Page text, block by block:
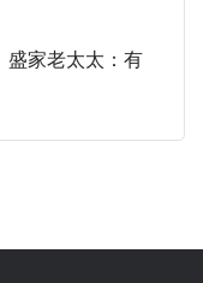
盛家老太太：有